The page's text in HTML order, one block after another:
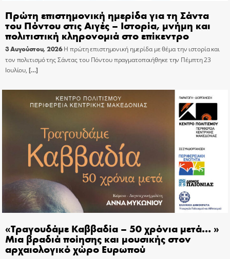
Πρώτη επιστημονική ημερίδα για τη Σάντα
του Πόντου στις Αιγές – Ιστορία, μνήμη και
πολιτιστική κληρονομιά στο επίκεντρο
3 Αυγούστου, 2026 Η πρώτη επιστημονική ημερίδα με θέμα την ιστορία και
τον πολιτισμό της Σάντας του Πόντου πραγματοποιήθηκε την Πέμπτη 23
Ιουλίου, […]
«Τραγουδάμε Καββαδία – 50 χρόνια μετά… »
Μια βραδιά ποίησης και μουσικής στον
αρχαιολογικό χώρο Ευρωπού